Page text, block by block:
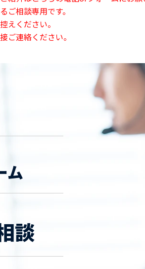
相談専用です。
えください。
ご連絡ください。
ム
談